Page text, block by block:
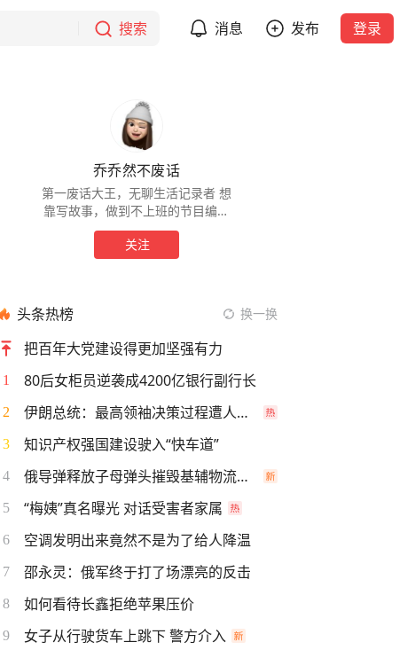
搜索 消息 发布 登录
乔乔然不废话
第一废话大王，无聊生活记录者 想
靠写故事，做到不上班的节目编导
会写段子会拍摄会修图，就是不会
剪辑
关注
头条热榜 换一换
把百年大党建设得更加坚强有力
1 80后女柜员逆袭成4200亿银行副行长
2 伊朗总统：最高领袖决策过程遭人利用
3 知识产权强国建设驶入“快车道”
4 俄导弹释放子母弹头摧毁基辅物流仓库
5 “梅姨”真名曝光 对话受害者家属
6 空调发明出来竟然不是为了给人降温
7 邵永灵：俄军终于打了场漂亮的反击
8 如何看待长鑫拒绝苹果压价
9 女子从行驶货车上跳下 警方介入